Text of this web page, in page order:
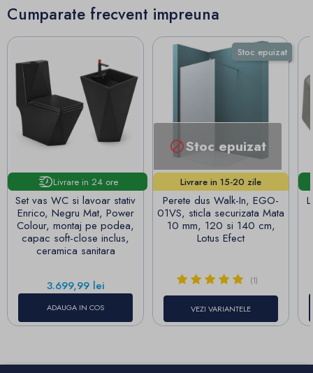
Cumparate frecvent impreuna
Livrare in 24 ore
Set vas WC si lavoar stativ
Enrico, Negru Mat, Power
Colour, montaj pe podea,
capac soft-close inclus,
ceramica sanitara
Pret
3.699,99 lei
ADAUGA IN COS
Stoc epuizat
Stoc epuizat
Livrare in 15-20 zile
lucrătoare!
Perete dus Walk-In, EGO-
01VS, sticla securizata Mata
10 mm, 120 si 140 cm,
Lotus Efect
(1)
VEZI VARIANTELE